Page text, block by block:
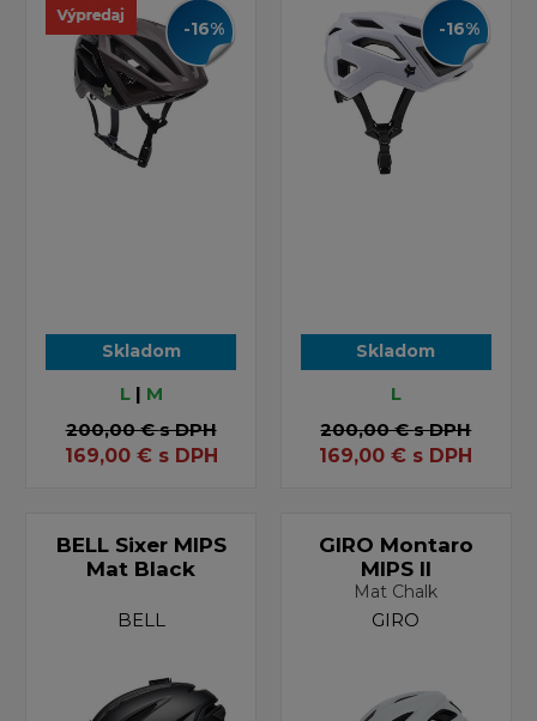
-16%
Skladom
L| M
200,00 €s DPH
169,00€ s DPH
-16%
Skladom
L
200,00 €s DPH
169,00 € s DPH
BELL Sixer MIPS
Mat Black
BELL
GIRO Montaro
MIPS II
Mat Chalk
GIRO